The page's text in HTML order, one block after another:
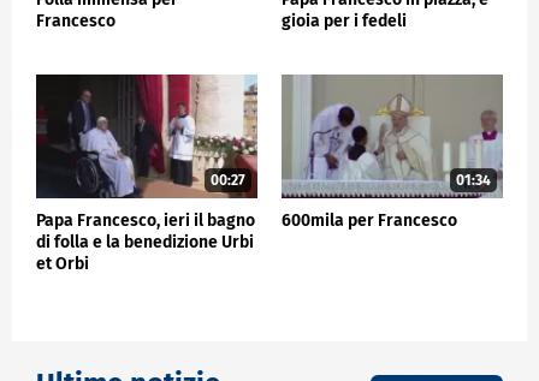
Francesco
gioia per i fedeli
00:27
Papa Francesco, ieri il bagno
di folla e la benedizione Urbi
et Orbi
01:34
600mila per Francesco